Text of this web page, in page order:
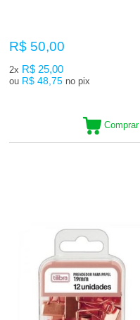
R$ 50,00
2x R$ 25,00
ou R$ 48,75 no pix
Comprar